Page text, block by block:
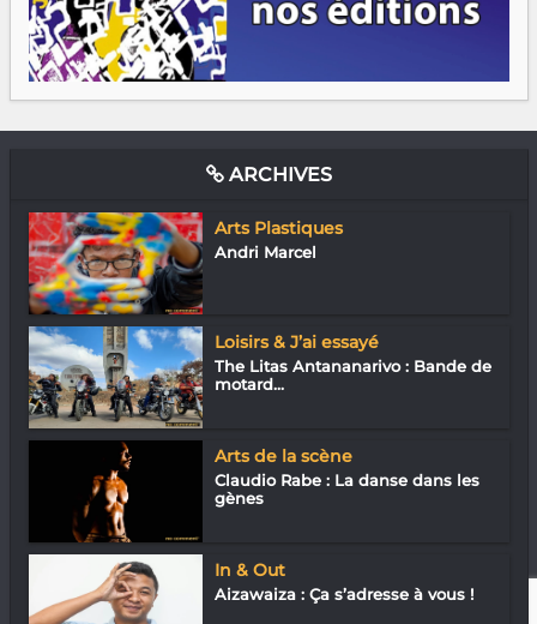
ARCHIVES
Arts Plastiques
Andri Marcel
Loisirs & J’ai essayé
The Litas Antananarivo : Bande de
motard...
Arts de la scène
Claudio Rabe : La danse dans les
gènes
In & Out
Aizawaiza : Ça s’adresse à vous !